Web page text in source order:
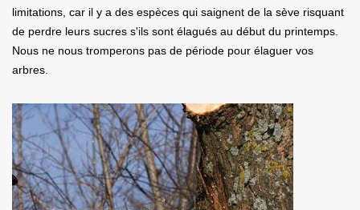
limitations, car il y a des espèces qui saignent de la sève risquant
de perdre leurs sucres s'ils sont élagués au début du printemps.
Nous ne nous tromperons pas de période pour élaguer vos
arbres.